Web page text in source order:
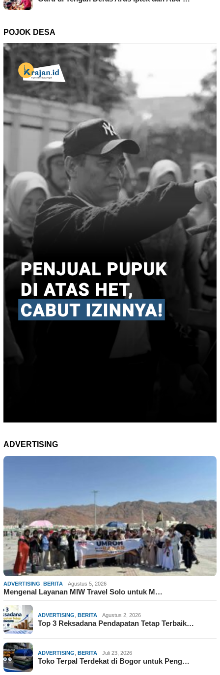
POJOK DESA
ADVERTISING
ADVERTISING, BERITA Agustus 5, 2026
Mengenal Layanan MIW Travel Solo untuk M…
ADVERTISING, BERITA Agustus 2, 2026
Top 3 Reksadana Pendapatan Tetap Terbaik…
ADVERTISING, BERITA Juli 23, 2026
Toko Terpal Terdekat di Bogor untuk Peng…